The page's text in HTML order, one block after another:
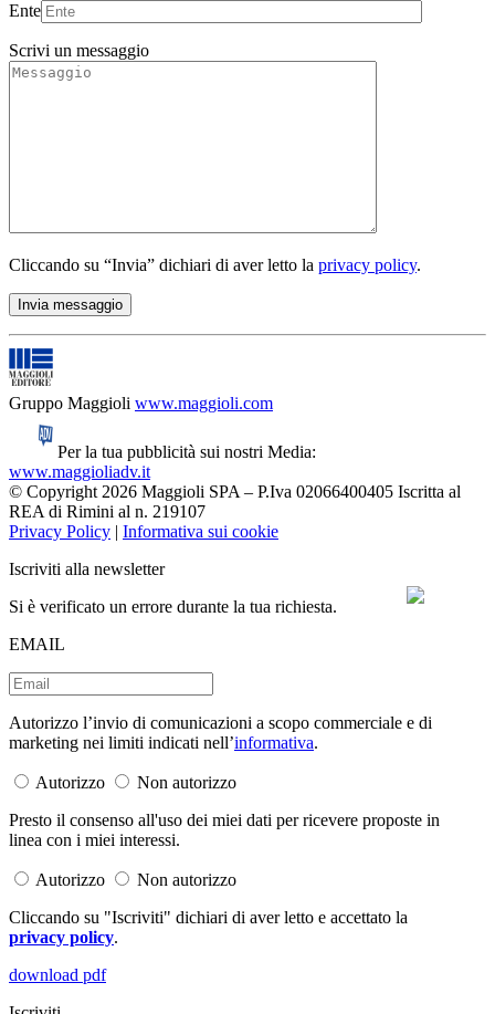
Ente
Scrivi un messaggio
Cliccando su “Invia” dichiari di aver letto la privacy policy.
Gruppo Maggioli www.maggioli.com
Per la tua pubblicità sui nostri Media:
www.maggioliadv.it
© Copyright 2026 Maggioli SPA – P.Iva 02066400405 Iscritta al
REA di Rimini al n. 219107
Privacy Policy | Informativa sui cookie
Iscriviti alla newsletter
Si è verificato un errore durante la tua richiesta.
EMAIL
Autorizzo l’invio di comunicazioni a scopo commerciale e di
marketing nei limiti indicati nell’informativa.
Autorizzo
Non autorizzo
Presto il consenso all'uso dei miei dati per ricevere proposte in
linea con i miei interessi.
Autorizzo
Non autorizzo
Cliccando su "Iscriviti" dichiari di aver letto e accettato la
privacy policy.
download pdf